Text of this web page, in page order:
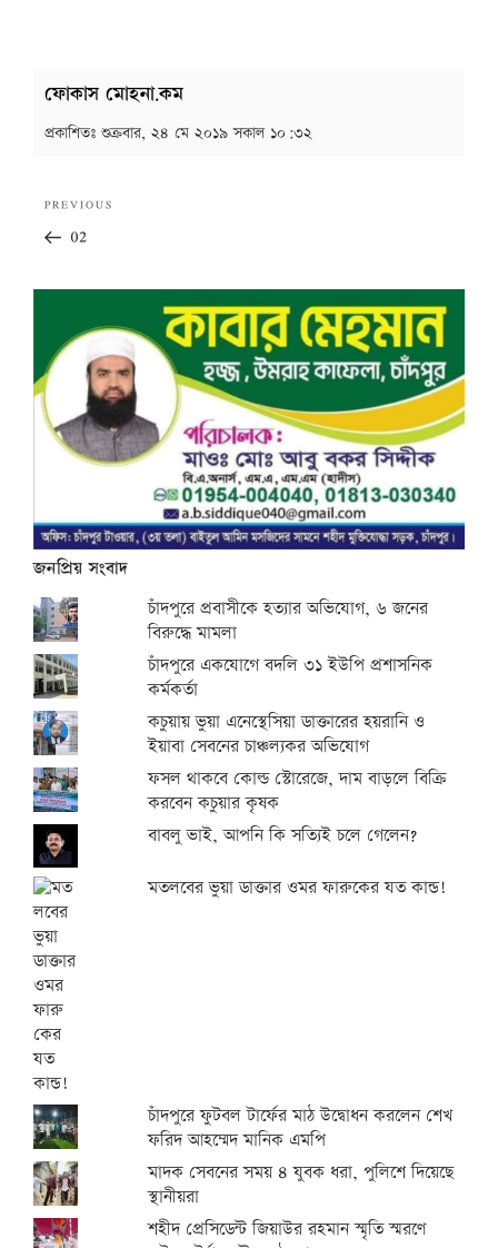
ফোকাস মোহনা.কম
প্রকাশিতঃ শুক্রবার, ২৪ মে ২০১৯ সকাল ১০:৩২
navigation
Previous
Post
PREVIOUS
02
জনপ্রিয় সংবাদ
চাঁদপুরে প্রবাসীকে হত্যার অভিযোগ, ৬ জনের
বিরুদ্ধে মামলা
চাঁদপুরে একযোগে বদলি ৩১ ইউপি প্রশাসনিক
কর্মকর্তা
কচুয়ায় ভুয়া এনেস্থেসিয়া ডাক্তারের হয়রানি ও
ইয়াবা সেবনের চাঞ্চল্যকর অভিযোগ
ফসল থাকবে কোল্ড স্টোরেজে, দাম বাড়লে বিক্রি
করবেন কচুয়ার কৃষক
বাবলু ভাই, আপনি কি সত্যিই চলে গেলেন?
মতলবের ভুয়া ডাক্তার ওমর ফারুকের যত কান্ড!
চাঁদপুরে ফুটবল টার্ফের মাঠ উদ্বোধন করলেন শেখ
ফরিদ আহম্মেদ মানিক এমপি
মাদক সেবনের সময় ৪ যুবক ধরা, পুলিশে দিয়েছে
স্থানীয়রা
শহীদ প্রেসিডেন্ট জিয়াউর রহমান স্মৃতি স্মরণে